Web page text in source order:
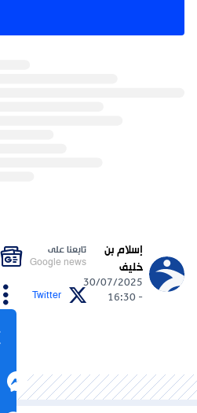
إسلام بن
خليف
30/07/2025
- 16:30
تابعنا على
Google news
Twitter